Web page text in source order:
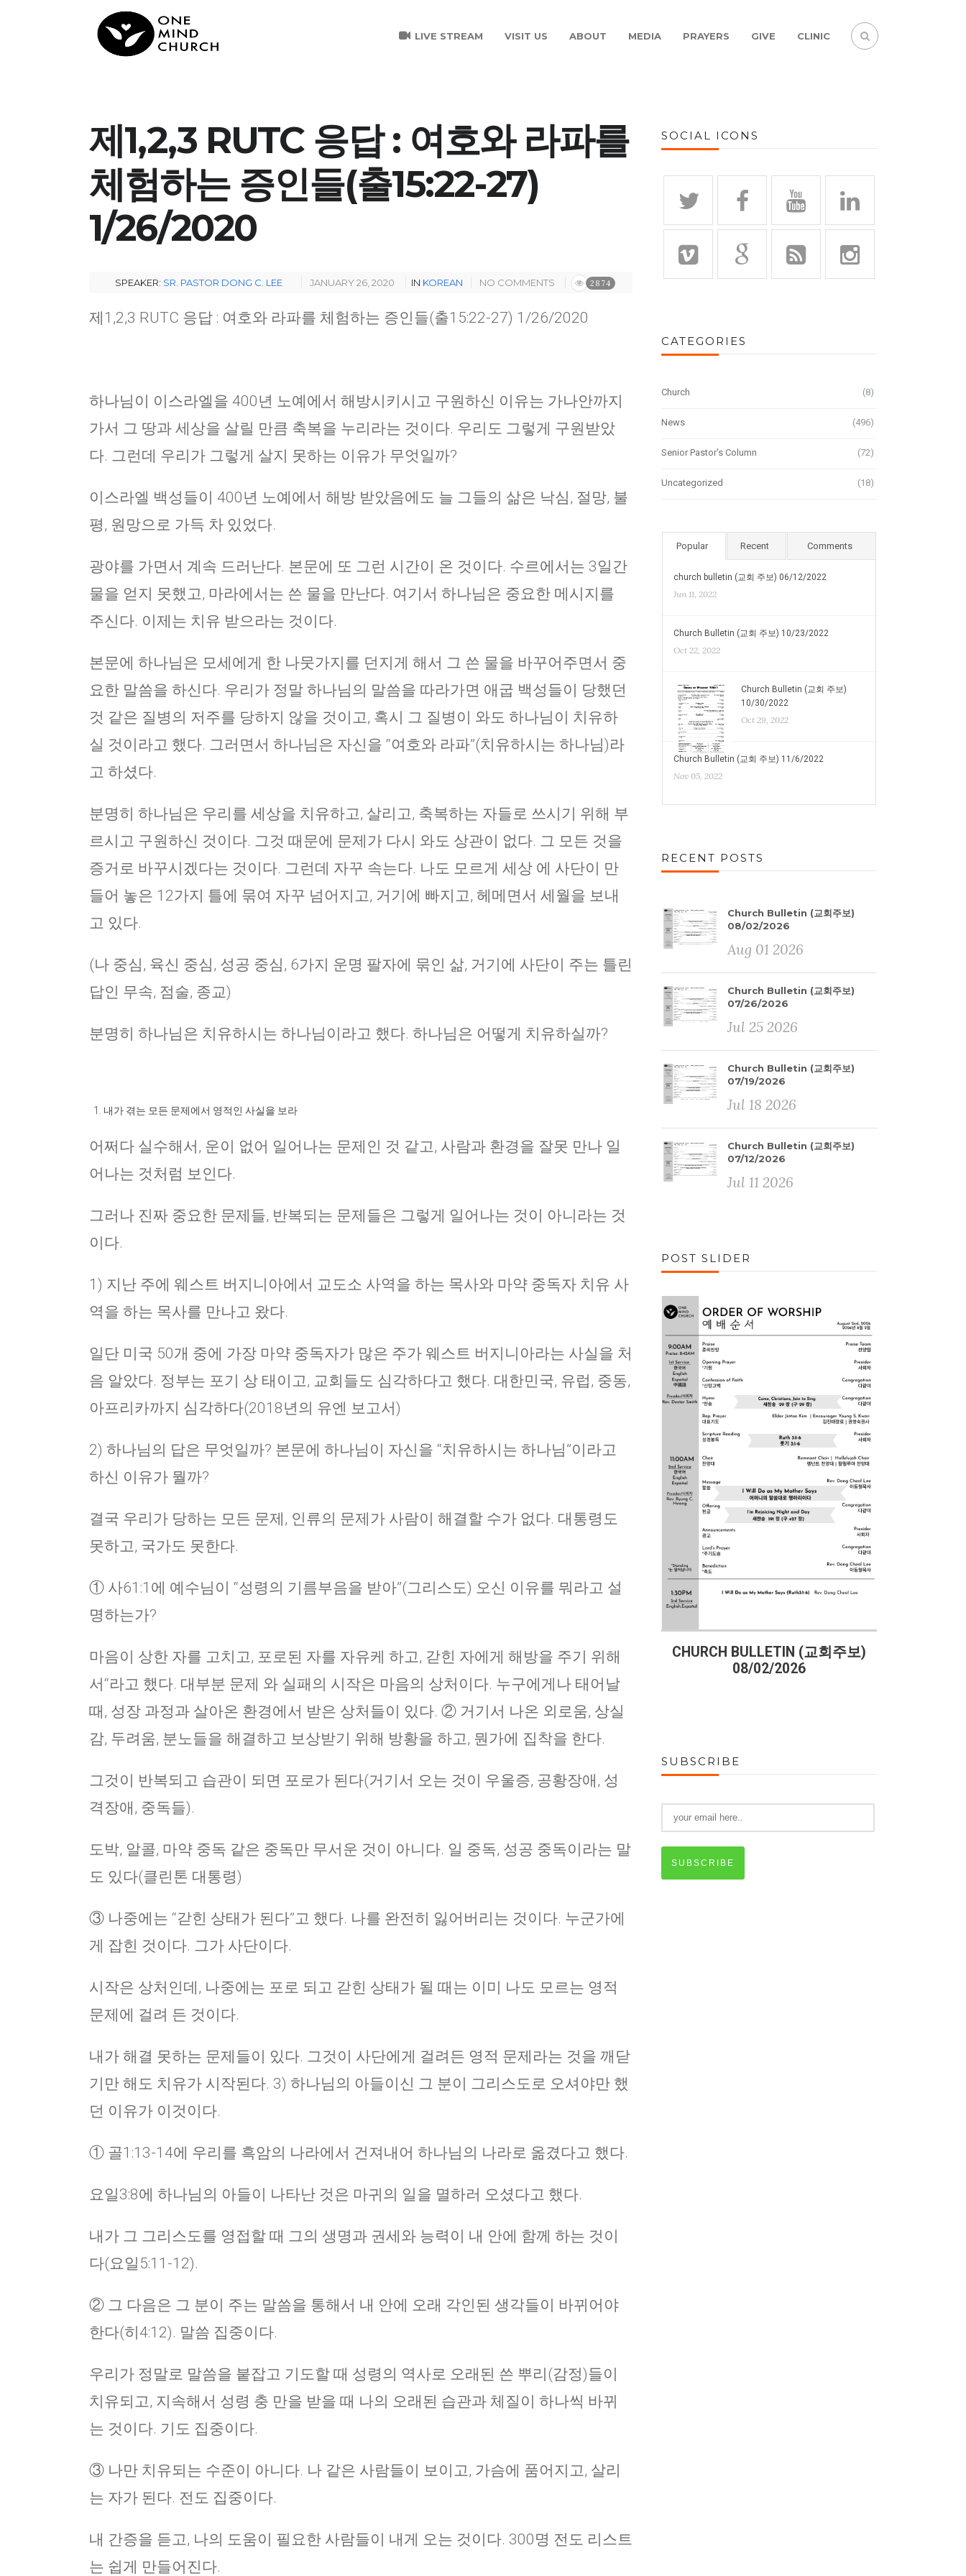
LIVE STREAM VISIT US ABOUT MEDIA PRAYERS GIVE CLINIC
제1,2,3 RUTC 응답 : 여호와 라파를
체험하는 증인들(출15:22-27)
1/26/2020
SPEAKER: SR. PASTOR DONG C. LEE JANUARY 26, 2020 IN KOREAN NO COMMENTS 2874
제1,2,3 RUTC 응답 : 여호와 라파를 체험하는 증인들(출15:22-27) 1/26/2020
하나님이 이스라엘을 400년 노예에서 해방시키시고 구원하신 이유는 가나안까지
가서 그 땅과 세상을 살릴 만큼 축복을 누리라는 것이다. 우리도 그렇게 구원받았
다. 그런데 우리가 그렇게 살지 못하는 이유가 무엇일까?
이스라엘 백성들이 400년 노예에서 해방 받았음에도 늘 그들의 삶은 낙심, 절망, 불
평, 원망으로 가득 차 있었다.
광야를 가면서 계속 드러난다. 본문에 또 그런 시간이 온 것이다. 수르에서는 3일간
물을 얻지 못했고, 마라에서는 쓴 물을 만난다. 여기서 하나님은 중요한 메시지를
주신다. 이제는 치유 받으라는 것이다.
본문에 하나님은 모세에게 한 나뭇가지를 던지게 해서 그 쓴 물을 바꾸어주면서 중
요한 말씀을 하신다. 우리가 정말 하나님의 말씀을 따라가면 애굽 백성들이 당했던
것 같은 질병의 저주를 당하지 않을 것이고, 혹시 그 질병이 와도 하나님이 치유하
실 것이라고 했다. 그러면서 하나님은 자신을 “여호와 라파”(치유하시는 하나님)라
고 하셨다.
분명히 하나님은 우리를 세상을 치유하고, 살리고, 축복하는 자들로 쓰시기 위해 부
르시고 구원하신 것이다. 그것 때문에 문제가 다시 와도 상관이 없다. 그 모든 것을
증거로 바꾸시겠다는 것이다. 그런데 자꾸 속는다. 나도 모르게 세상 에 사단이 만
들어 놓은 12가지 틀에 묶여 자꾸 넘어지고, 거기에 빠지고, 헤메면서 세월을 보내
고 있다.
(나 중심, 육신 중심, 성공 중심, 6가지 운명 팔자에 묶인 삶, 거기에 사단이 주는 틀린
답인 무속, 점술, 종교)
분명히 하나님은 치유하시는 하나님이라고 했다. 하나님은 어떻게 치유하실까?
내가 겪는 모든 문제에서 영적인 사실을 보라
어쩌다 실수해서, 운이 없어 일어나는 문제인 것 같고, 사람과 환경을 잘못 만나 일
어나는 것처럼 보인다.
그러나 진짜 중요한 문제들, 반복되는 문제들은 그렇게 일어나는 것이 아니라는 것
이다.
1) 지난 주에 웨스트 버지니아에서 교도소 사역을 하는 목사와 마약 중독자 치유 사
역을 하는 목사를 만나고 왔다.
일단 미국 50개 중에 가장 마약 중독자가 많은 주가 웨스트 버지니아라는 사실을 처
음 알았다. 정부는 포기 상 태이고, 교회들도 심각하다고 했다. 대한민국, 유럽, 중동,
아프리카까지 심각하다(2018년의 유엔 보고서)
2) 하나님의 답은 무엇일까? 본문에 하나님이 자신을 “치유하시는 하나님”이라고
하신 이유가 뭘까?
결국 우리가 당하는 모든 문제, 인류의 문제가 사람이 해결할 수가 없다. 대통령도
못하고, 국가도 못한다.
① 사61:1에 예수님이 “성령의 기름부음을 받아”(그리스도) 오신 이유를 뭐라고 설
명하는가?
마음이 상한 자를 고치고, 포로된 자를 자유케 하고, 갇힌 자에게 해방을 주기 위해
서“라고 했다. 대부분 문제 와 실패의 시작은 마음의 상처이다. 누구에게나 태어날
때, 성장 과정과 살아온 환경에서 받은 상처들이 있다. ② 거기서 나온 외로움, 상실
감, 두려움, 분노들을 해결하고 보상받기 위해 방황을 하고, 뭔가에 집착을 한다.
그것이 반복되고 습관이 되면 포로가 된다(거기서 오는 것이 우울증, 공황장애, 성
격장애, 중독들).
도박, 알콜, 마약 중독 같은 중독만 무서운 것이 아니다. 일 중독, 성공 중독이라는 말
도 있다(클린톤 대통령)
③ 나중에는 “갇힌 상태가 된다”고 했다. 나를 완전히 잃어버리는 것이다. 누군가에
게 잡힌 것이다. 그가 사단이다.
시작은 상처인데, 나중에는 포로 되고 갇힌 상태가 될 때는 이미 나도 모르는 영적
문제에 걸려 든 것이다.
내가 해결 못하는 문제들이 있다. 그것이 사단에게 걸려든 영적 문제라는 것을 깨닫
기만 해도 치유가 시작된다. 3) 하나님의 아들이신 그 분이 그리스도로 오셔야만 했
던 이유가 이것이다.
① 골1:13-14에 우리를 흑암의 나라에서 건져내어 하나님의 나라로 옮겼다고 했다.
요일3:8에 하나님의 아들이 나타난 것은 마귀의 일을 멸하러 오셨다고 했다.
내가 그 그리스도를 영접할 때 그의 생명과 권세와 능력이 내 안에 함께 하는 것이
다(요일5:11-12).
② 그 다음은 그 분이 주는 말씀을 통해서 내 안에 오래 각인된 생각들이 바뀌어야
한다(히4:12). 말씀 집중이다.
우리가 정말로 말씀을 붙잡고 기도할 때 성령의 역사로 오래된 쓴 뿌리(감정)들이
치유되고, 지속해서 성령 충 만을 받을 때 나의 오래된 습관과 체질이 하나씩 바뀌
는 것이다. 기도 집중이다.
③ 나만 치유되는 수준이 아니다. 나 같은 사람들이 보이고, 가슴에 품어지고, 살리
는 자가 된다. 전도 집중이다.
내 간증을 듣고, 나의 도움이 필요한 사람들이 내게 오는 것이다. 300명 전도 리스트
는 쉽게 만들어진다.
SOCIAL ICONS
CATEGORIES
Church (8)
News (496)
Senior Pastor's Column (72)
Uncategorized (18)
Popular Recent Comments
church bulletin (교회 주보) 06/12/2022
Jun 11, 2022
Church Bulletin (교회 주보) 10/23/2022
Oct 22, 2022
Church Bulletin (교회 주보)
10/30/2022
Oct 29, 2022
Church Bulletin (교회 주보) 11/6/2022
Nov 05, 2022
RECENT POSTS
Church Bulletin (교회주보)
08/02/2026
Aug 01 2026
Church Bulletin (교회주보)
07/26/2026
Jul 25 2026
Church Bulletin (교회주보)
07/19/2026
Jul 18 2026
Church Bulletin (교회주보)
07/12/2026
Jul 11 2026
POST SLIDER
CHURCH BULLETIN (교회주보)
07/19/2026
CHURCH BULLETIN (교회주보)
08/02/2026
SUBSCRIBE
SUBSCRIBE